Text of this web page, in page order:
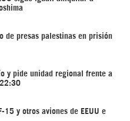
de presas palestinas en prisión
y pide unidad regional frente a
22:30
15 y otros aviones de EEUU e